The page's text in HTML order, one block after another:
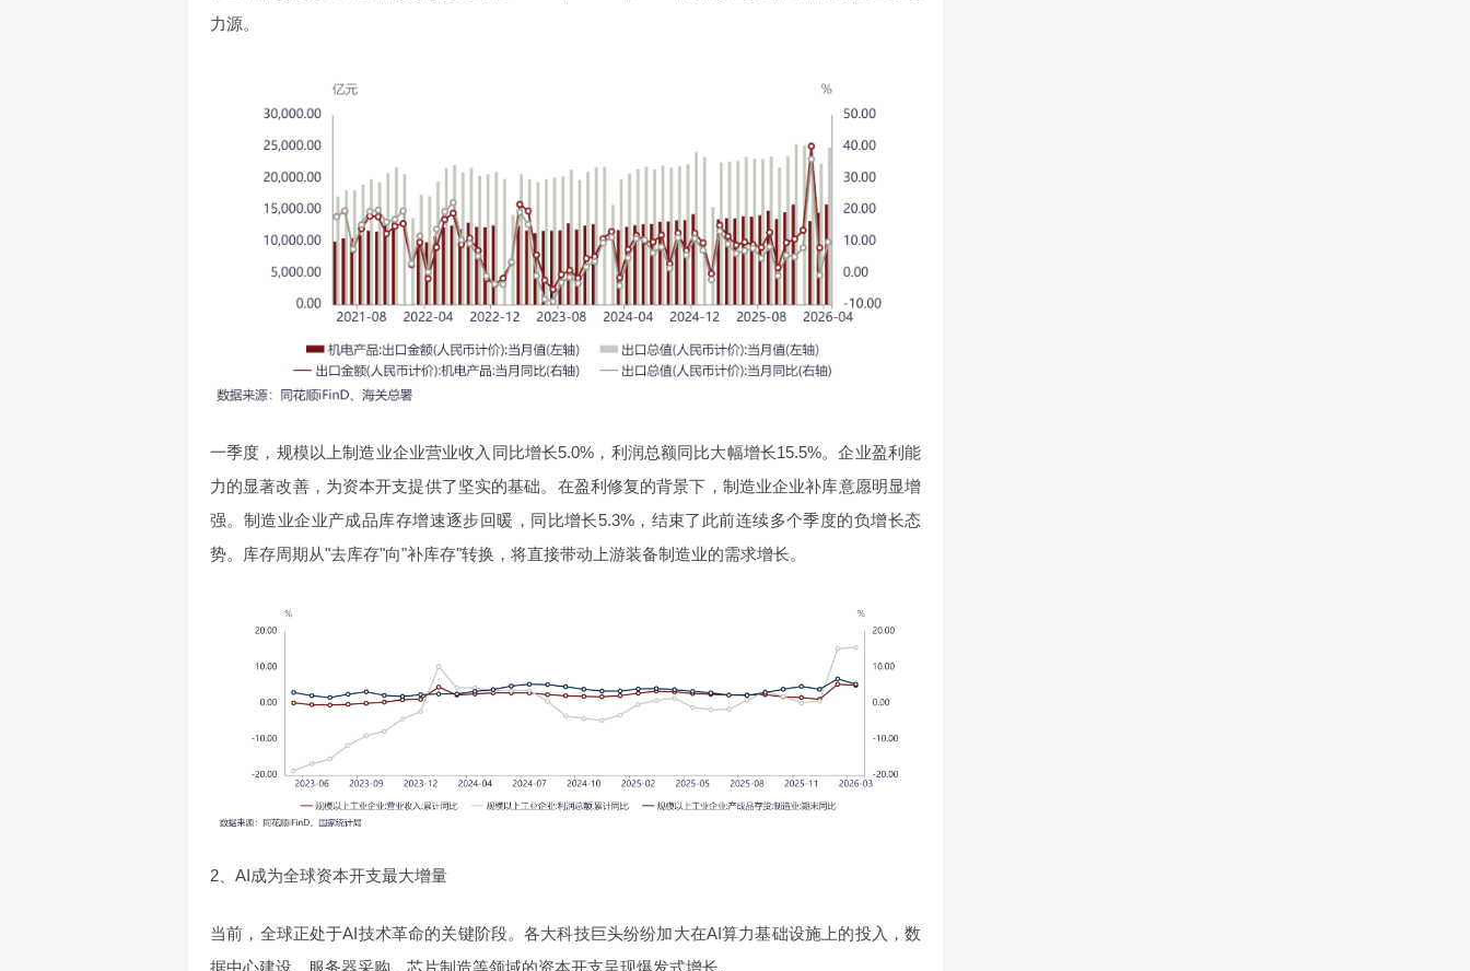
力源。
一季度，规模以上制造业企业营业收入同比增长5.0%，利润总额同比大幅增长15.5%。企业盈利能
力的显著改善，为资本开支提供了坚实的基础。在盈利修复的背景下，制造业企业补库意愿明显增
强。制造业企业产成品库存增速逐步回暖，同比增长5.3%，结束了此前连续多个季度的负增长态
势。库存周期从"去库存"向"补库存"转换，将直接带动上游装备制造业的需求增长。
2、AI成为全球资本开支最大增量
当前，全球正处于AI技术革命的关键阶段。各大科技巨头纷纷加大在AI算力基础设施上的投入，数
据中心建设、服务器采购、芯片制造等领域的资本开支呈现爆发式增长。